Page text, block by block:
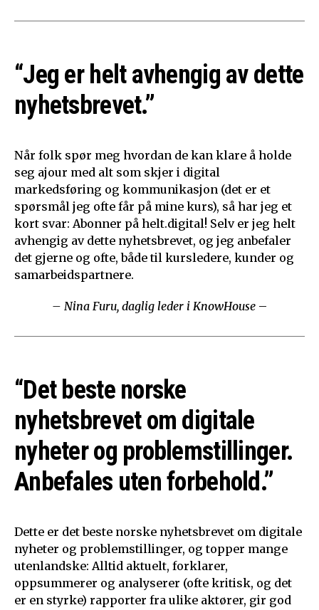
“Jeg er helt avhengig av dette
nyhetsbrevet.”
Når folk spør meg hvordan de kan klare å holde
seg ajour med alt som skjer i digital
markedsføring og kommunikasjon (det er et
spørsmål jeg ofte får på mine kurs), så har jeg et
kort svar: Abonner på helt.digital! Selv er jeg helt
avhengig av dette nyhetsbrevet, og jeg anbefaler
det gjerne og ofte, både til kursledere, kunder og
samarbeidspartnere.
– Nina Furu, daglig leder i KnowHouse –
“Det beste norske
nyhetsbrevet om digitale
nyheter og problemstillinger.
Anbefales uten forbehold.”
Dette er det beste norske nyhetsbrevet om digitale
nyheter og problemstillinger, og topper mange
utenlandske: Alltid aktuelt, forklarer,
oppsummerer og analyserer (ofte kritisk, og det
er en styrke) rapporter fra ulike aktører, gir god